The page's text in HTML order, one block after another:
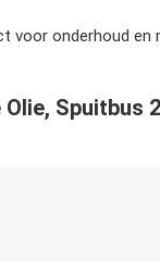
voor onderhoud
Spuitbus